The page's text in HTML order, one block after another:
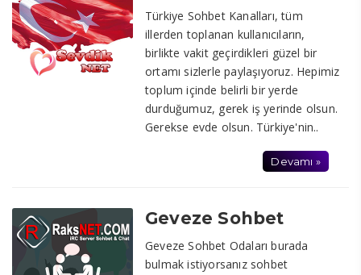
Türkiye Sohbet Kanalları, tüm
illerden toplanan kullanıcıların,
birlikte vakit geçirdikleri güzel bir
ortamı sizlerle paylaşıyoruz. Hepimiz
toplum içinde belirli bir yerde
durduğumuz, gerek iş yerinde olsun.
Gerekse evde olsun. Türkiye'nin..
Devamı »
Geveze Sohbet
Geveze Sohbet Odaları burada
bulmak istiyorsanız sohbet